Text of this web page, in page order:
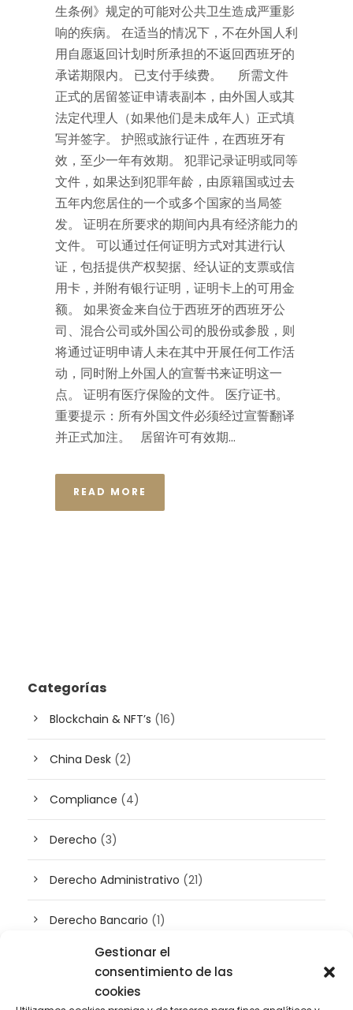
Gestionar el
consentimiento de las
cookies
生条例》规定的可能对公共卫生造成严重影
响的疾病。 在适当的情况下，不在外国人利
用自愿返回计划时所承担的不返回西班牙的
承诺期限内。 已支付手续费。 所需文件
正式的居留签证申请表副本，由外国人或其
法定代理人（如果他们是未成年人）正式填
写并签字。 护照或旅行证件，在西班牙有
效，至少一年有效期。 犯罪记录证明或同等
文件，如果达到犯罪年龄，由原籍国或过去
五年内您居住的一个或多个国家的当局签
发。 证明在所要求的期间内具有经济能力的
文件。 可以通过任何证明方式对其进行认
证，包括提供产权契据、经认证的支票或信
用卡，并附有银行证明，证明卡上的可用金
额。 如果资金来自位于西班牙的西班牙公
司、混合公司或外国公司的股份或参股，则
将通过证明申请人未在其中开展任何工作活
动，同时附上外国人的宣誓书来证明这一
点。 证明有医疗保险的文件。 医疗证书。
重要提示：所有外国文件必须经过宣誓翻译
并正式加注。 居留许可有效期...
READ MORE
Categorías
Blockchain & NFT’s (16)
China Desk (2)
Compliance (4)
Derecho (3)
Derecho Administrativo (21)
Derecho Bancario (1)
Derecho Civil(2)
Derecho concursal